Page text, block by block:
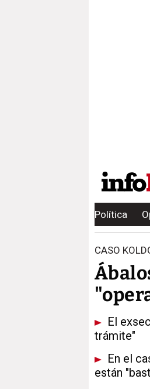
Política
CASO
El
trámite"
En el
están